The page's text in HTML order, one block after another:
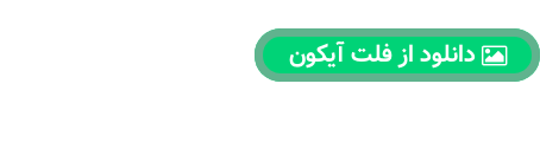
دانلود از فلت آیکون